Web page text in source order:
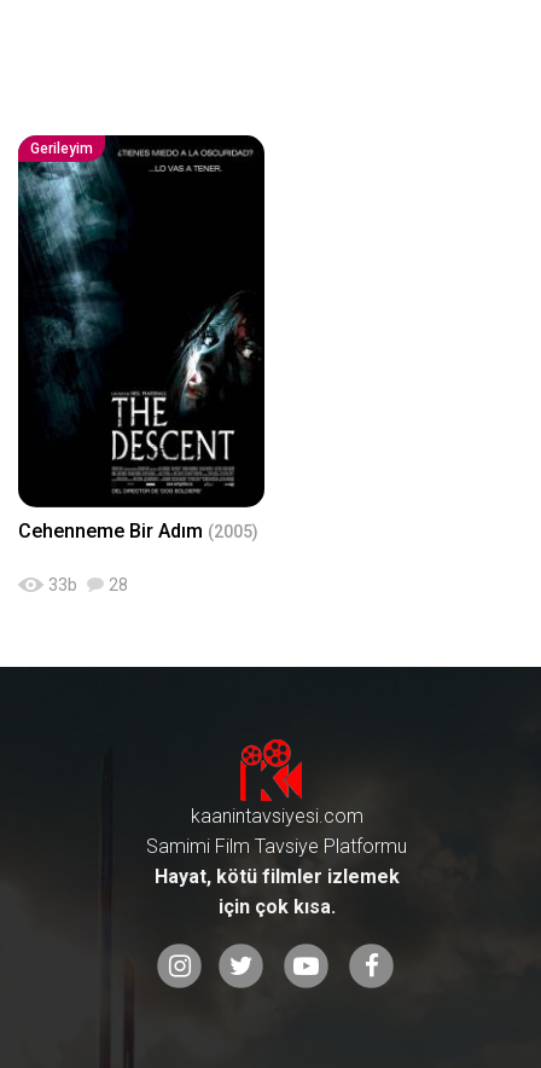
Gerileyim
Cehenneme Bir Adım (2005)
33b 28
kaanintavsiyesi.com
Samimi Film Tavsiye Platformu
Hayat, kötü filmler izlemek
için çok kısa.